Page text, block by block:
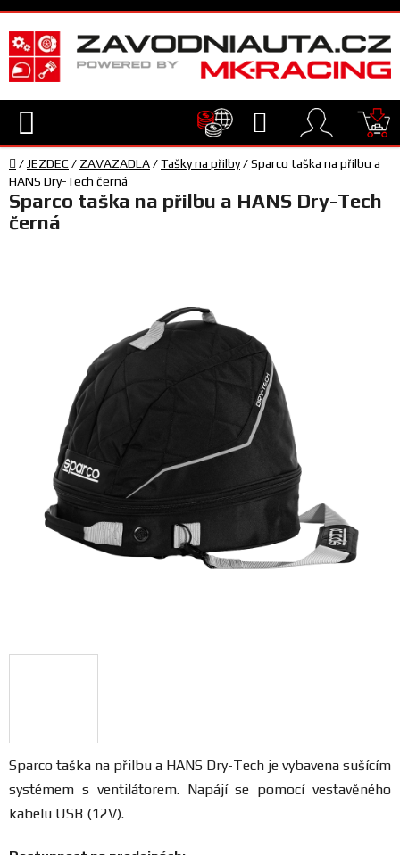
Přejít
na
obsah
Hledat
TECHNIKA
VYBAVENÍ
FANOUŠCI
Profil
firmy
Obchodní
a
katalogy
Prodejny
Domů
/ JEZDEC / ZAVAZADLA/Tašky na přilby/Sparco taška na přilbu a
HANS Dry-Tech černá
Sparco taška na přilbu a HANS Dry-Tech je vybavena sušícím
systémem s ventilátorem. Napájí se pomocí vestavěného
kabelu USB (12V).
Sparco taška na přilbu a HANS Dry-Tech
černá